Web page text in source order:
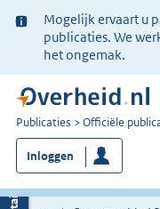
Ter
informatie:
Mogelijk ervaart u
publicaties. We
het ongemak.
U
bent
nu
hier:
Publicaties Officiële
Inloggen